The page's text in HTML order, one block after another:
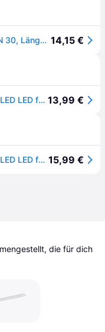
Nordlux LED Unterbauleuchte RENTON 30, Länge 31.2cm, 5W 2700K 350lm 130°, weiß NORD-47776101 14,15 €
Nordlux Renton LED-Unterbauleuchte LED LED fest eingebaut 4 W Warmweiß Weiß 13,99 €
Nordlux Renton LED-Unterbauleuchte LED LED fest eingebaut 4W Warmweiß Weiß 15,99 €
die für dich